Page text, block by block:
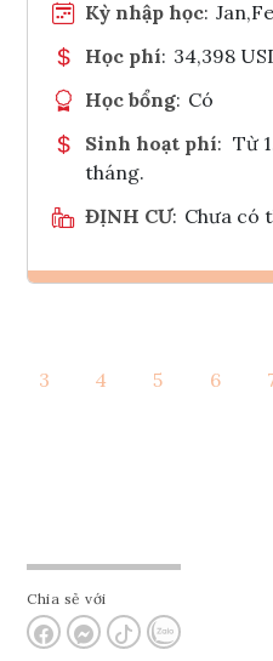
Kỳ nhập học:
Học phí: 34,398
Học bổng: Có
Sinh hoạt phí: Từ
tháng.
ĐỊNH CƯ: Chưa có
3 4 5 6
Chia sẻ với